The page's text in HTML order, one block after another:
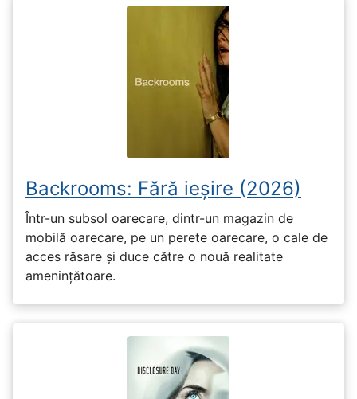
Backrooms: Fără ieșire (2026)
Într-un subsol oarecare, dintr-un magazin de
mobilă oarecare, pe un perete oarecare, o cale de
acces răsare și duce către o nouă realitate
amenințătoare.